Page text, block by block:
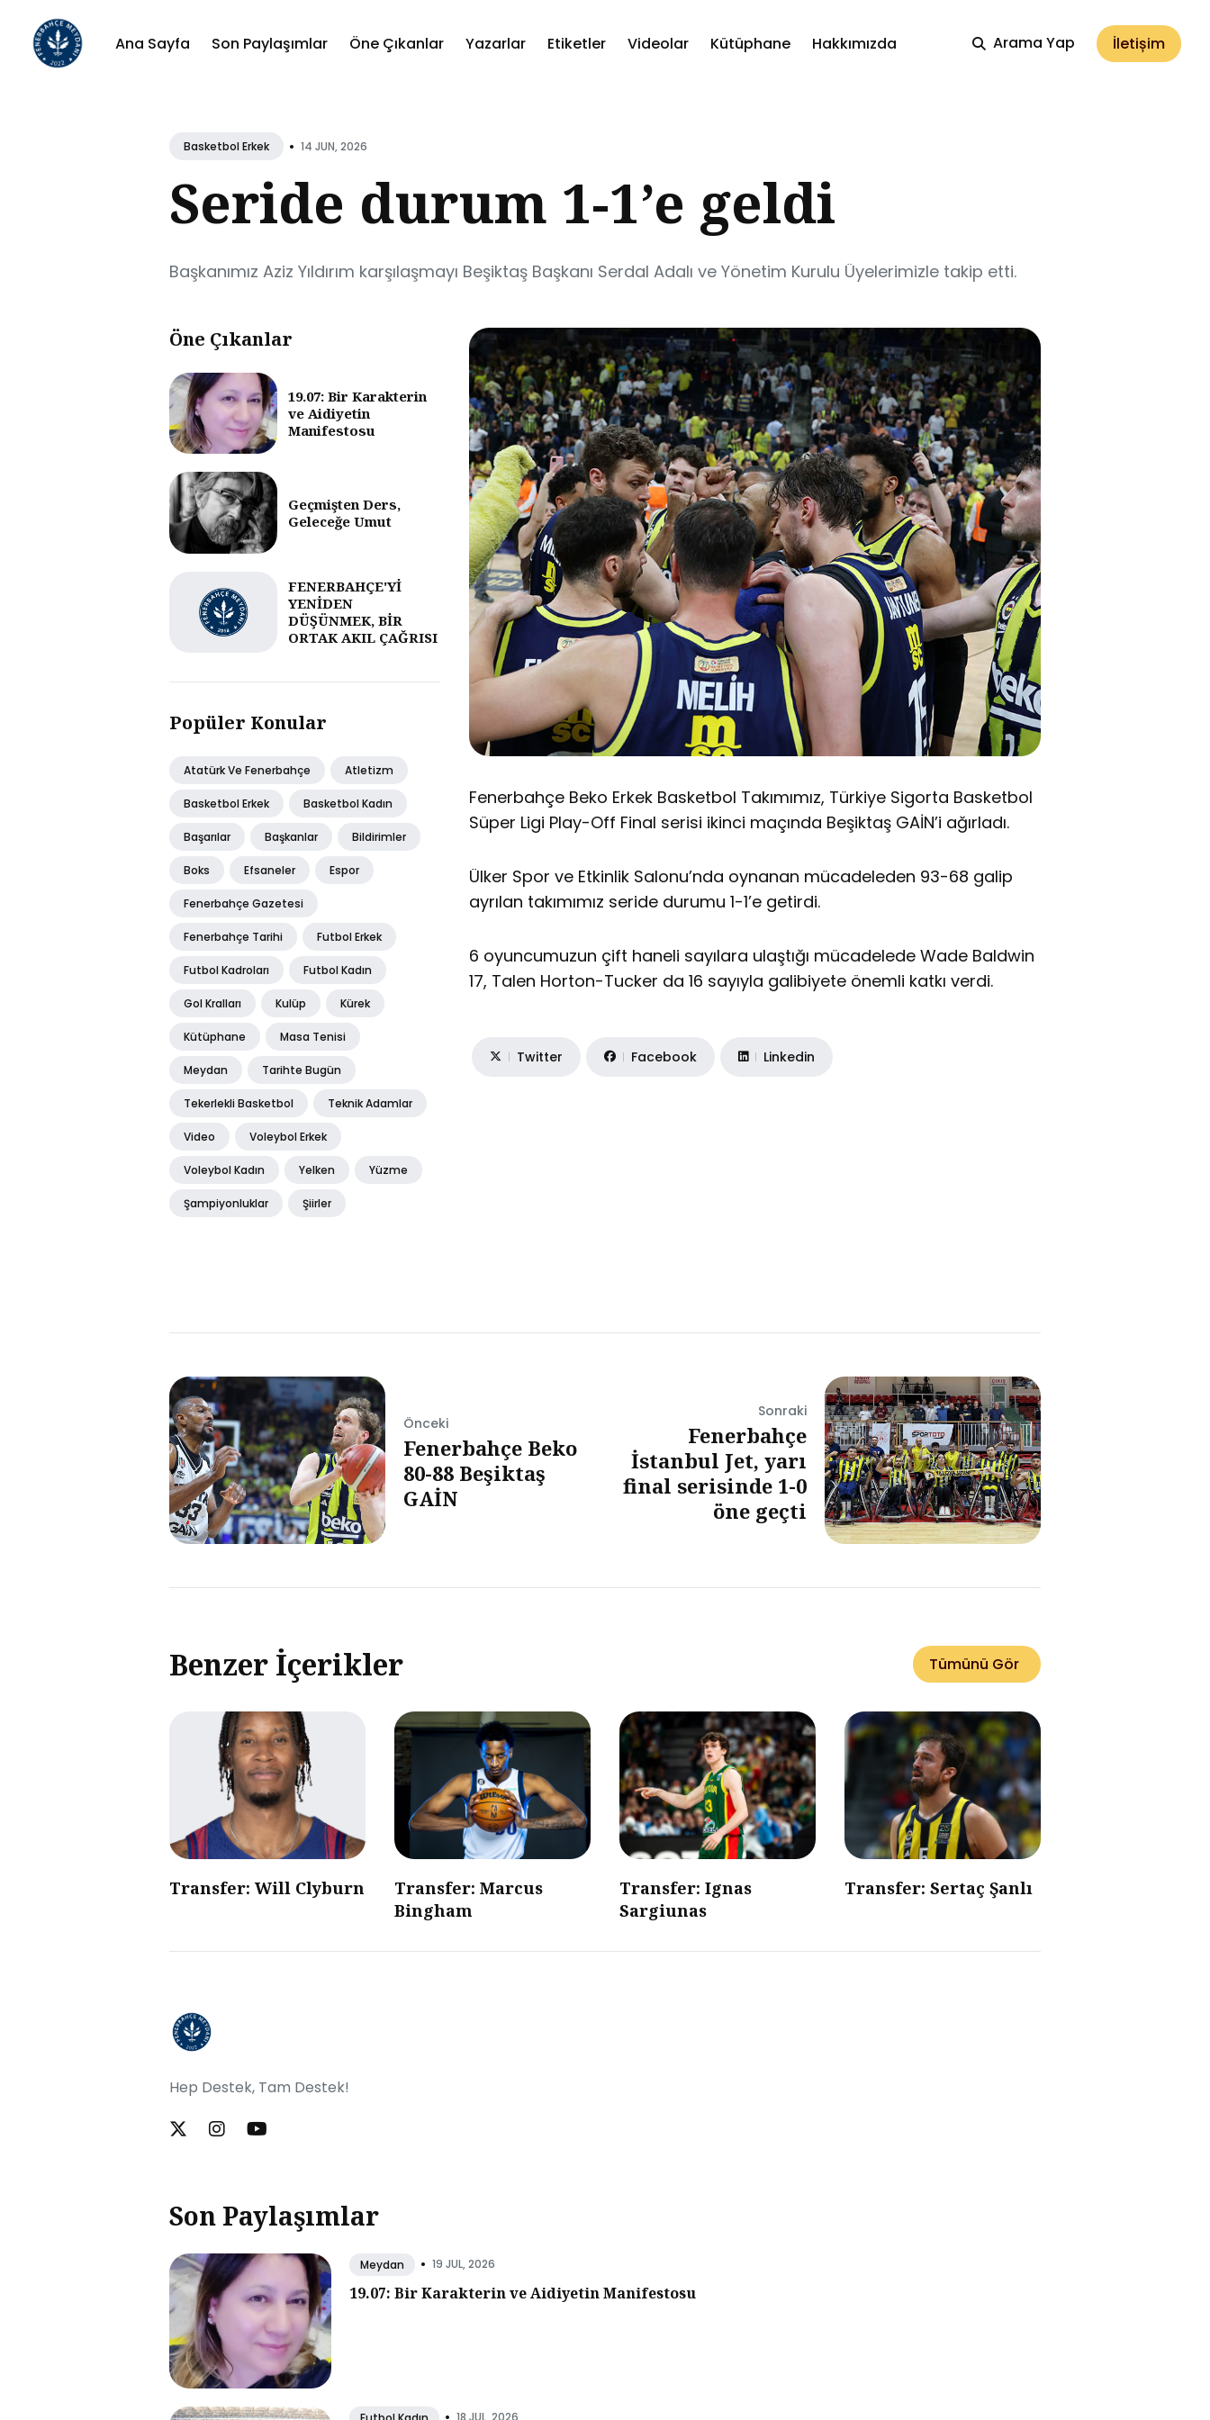
Ana Sayfa Son Paylaşımlar Öne Çıkanlar Yazarlar Etiketler Videolar Kütüphane Hakkımızda Arama Yap İletișim
Blog
Basketbol Erkek • 14 JUN, 2026
Seride durum 1-1’e geldi
Başkanımız Aziz Yıldırım karşılaşmayı Beşiktaş Başkanı Serdal Adalı ve Yönetim Kurulu Üyelerimizle takip etti.
Öne Çıkanlar
19.07: Bir Karakterin
ve Aidiyetin
Manifestosu
Geçmişten Ders,
Geleceğe Umut
FENERBAHÇE'Yİ
YENİDEN
DÜŞÜNMEK, BİR
ORTAK AKIL ÇAĞRISI
Popüler Konular
Atatürk Ve Fenerbahçe Atletizm
Basketbol Erkek Basketbol Kadın
Başarılar Başkanlar Bildirimler
Boks Efsaneler Espor
Fenerbahçe Gazetesi
Fenerbahçe Tarihi Futbol Erkek
Futbol Kadroları Futbol Kadın
Gol Kralları Kulüp Kürek
Kütüphane Masa Tenisi
Meydan Tarihte Bugün
Tekerlekli Basketbol Teknik Adamlar
Video Voleybol Erkek
Voleybol Kadın Yelken Yüzme
Şampiyonluklar Şiirler
Fenerbahçe Beko Erkek Basketbol Takımımız, Türkiye Sigorta Basketbol
Süper Ligi Play-Off Final serisi ikinci maçında Beşiktaş GAİN’i ağırladı.
Ülker Spor ve Etkinlik Salonu’nda oynanan mücadeleden 93-68 galip
ayrılan takımımız seride durumu 1-1’e getirdi.
6 oyuncumuzun çift haneli sayılara ulaştığı mücadelede Wade Baldwin
17, Talen Horton-Tucker da 16 sayıyla galibiyete önemli katkı verdi.
Twitter Facebook Linkedin
Önceki
Fenerbahçe Beko
80-88 Beşiktaş
GAİN
Sonraki
Fenerbahçe
İstanbul Jet, yarı
final serisinde 1-0
öne geçti
Benzer İçerikler Tümünü Gör
Transfer: Will Clyburn
Transfer: Marcus
Bingham
Transfer: Ignas
Sargiunas
Transfer: Sertaç Şanlı
Hep Destek, Tam Destek!
Son Paylaşımlar
Meydan • 19 JUL, 2026
19.07: Bir Karakterin ve Aidiyetin Manifestosu
18 JUL, 2026